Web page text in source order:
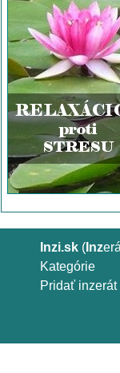
Inzi.sk ( Inz
Kategórie
Pridať inzerát